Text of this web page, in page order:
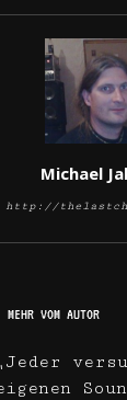
Michael
http://
MEHR VOM AUTOR